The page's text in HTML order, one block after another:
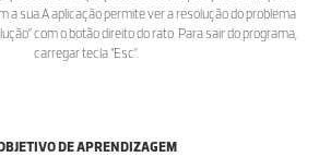
a sua.A aplicação permite ver a resolução do problema
com o botão direito do rato. Para sair do programa,
carregar tecla “Esc”.
DE APRENDIZAGEM